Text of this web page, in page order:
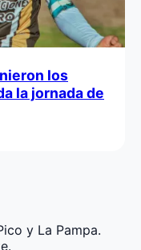
los
la jornada de
y La Pampa.